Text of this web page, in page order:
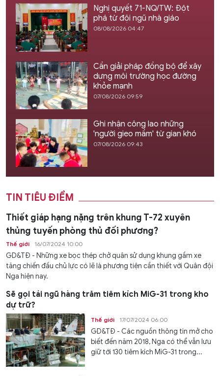
Nghị quyết 71-NQ/TW: Đột
phá từ đội ngũ nhà giáo
08/08/2026 04:47
Cần giải pháp đồng bộ để xây
dựng môi trường học đường
khỏe mạnh
07/08/2026 09:59
Ghi nhận công lao những
'người gieo mầm' từ gian khó
07/08/2026 09:43
TIN TIÊU ĐIỂM
Thiết giáp hạng nặng trên khung T-72 xuyên
thủng tuyến phòng thủ đối phương?
Thế giới 16/07/2024 10:00
GD&TĐ - Những xe bọc thép chở quân sử dụng khung gầm xe
tăng chiến đấu chủ lực có lẽ là phương tiện cần thiết với Quân đội
Nga hiện nay.
Sẽ gọi tái ngũ hàng trăm tiêm kích MiG-31 trong kho
dự trữ?
Thế giới 17/07/2024 06:00
GD&TĐ - Các nguồn thông tin mở cho
biết đến năm 2018, Nga có thể vẫn lưu
giữ tới 130 tiêm kích MiG-31 trong...